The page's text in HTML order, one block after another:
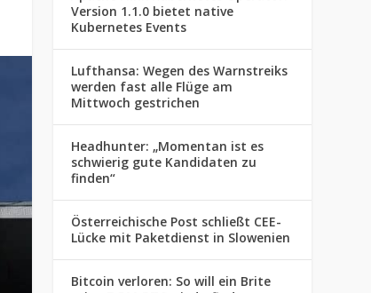
Version 1.1.0 bietet native
Kubernetes Events
Lufthansa: Wegen des Warnstreiks
werden fast alle Flüge am
Mittwoch gestrichen
Headhunter: „Momentan ist es
schwierig gute Kandidaten zu
finden“
Österreichische Post schließt CEE-
Lücke mit Paketdienst in Slowenien
Bitcoin verloren: So will ein Brite